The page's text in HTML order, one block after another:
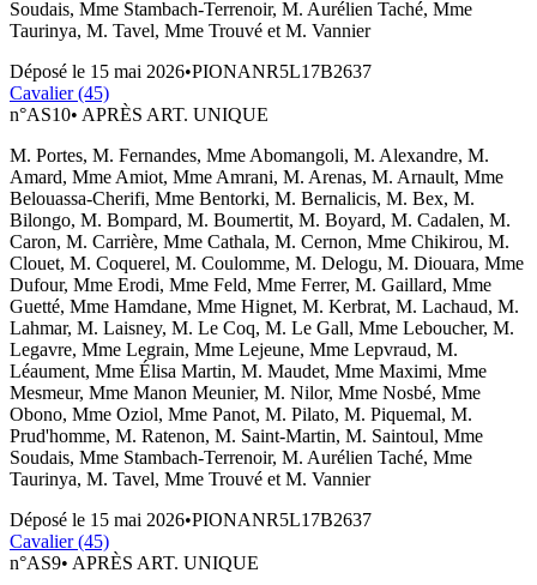
Soudais, Mme Stambach-Terrenoir, M. Aurélien Taché, Mme
Taurinya, M. Tavel, Mme Trouvé et M. Vannier
Déposé le 15 mai 2026•PIONANR5L17B2637
Cavalier (45)
n°AS10• APRÈS ART. UNIQUE
M. Portes, M. Fernandes, Mme Abomangoli, M. Alexandre, M.
Amard, Mme Amiot, Mme Amrani, M. Arenas, M. Arnault, Mme
Belouassa-Cherifi, Mme Bentorki, M. Bernalicis, M. Bex, M.
Bilongo, M. Bompard, M. Boumertit, M. Boyard, M. Cadalen, M.
Caron, M. Carrière, Mme Cathala, M. Cernon, Mme Chikirou, M.
Clouet, M. Coquerel, M. Coulomme, M. Delogu, M. Diouara, Mme
Dufour, Mme Erodi, Mme Feld, Mme Ferrer, M. Gaillard, Mme
Guetté, Mme Hamdane, Mme Hignet, M. Kerbrat, M. Lachaud, M.
Lahmar, M. Laisney, M. Le Coq, M. Le Gall, Mme Leboucher, M.
Legavre, Mme Legrain, Mme Lejeune, Mme Lepvraud, M.
Léaument, Mme Élisa Martin, M. Maudet, Mme Maximi, Mme
Mesmeur, Mme Manon Meunier, M. Nilor, Mme Nosbé, Mme
Obono, Mme Oziol, Mme Panot, M. Pilato, M. Piquemal, M.
Prud'homme, M. Ratenon, M. Saint-Martin, M. Saintoul, Mme
Soudais, Mme Stambach-Terrenoir, M. Aurélien Taché, Mme
Taurinya, M. Tavel, Mme Trouvé et M. Vannier
Déposé le 15 mai 2026•PIONANR5L17B2637
Cavalier (45)
n°AS9• APRÈS ART. UNIQUE